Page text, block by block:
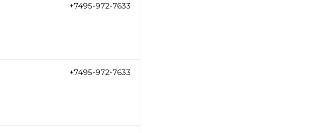
+7495-972-7633
+7495-972-7633